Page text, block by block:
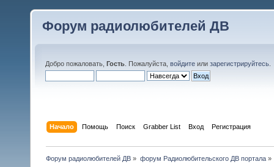
Форум радиолюбителей ДВ
Добро пожаловать, Гость . Пожалуйста, войдите или зарегистрируйтесь
Начало Помощь Поиск Grabber List Вход Регистрация
Форум радиолюбителей ДВ » форум Радиолюбительского ДВ портала»